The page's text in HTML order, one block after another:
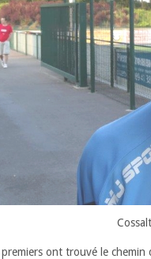
premiers ont trouvé le chemin